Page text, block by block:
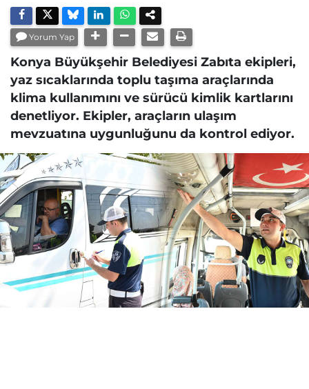
Yorum Yap
Konya Büyükşehir Belediyesi Zabıta ekipleri,
yaz sıcaklarında toplu taşıma araçlarında
klima kullanımını ve sürücü kimlik kartlarını
denetliyor. Ekipler, araçların ulaşım
mevzuatına uygunluğunu da kontrol ediyor.